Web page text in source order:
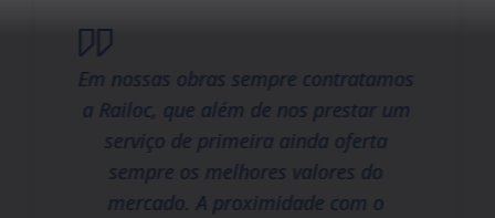
Em nossas obras sempre contratamos
a Railoc, que além de nos prestar um
serviço de primeira ainda oferta
sempre os melhores valores do
mercado. A proximidade com o